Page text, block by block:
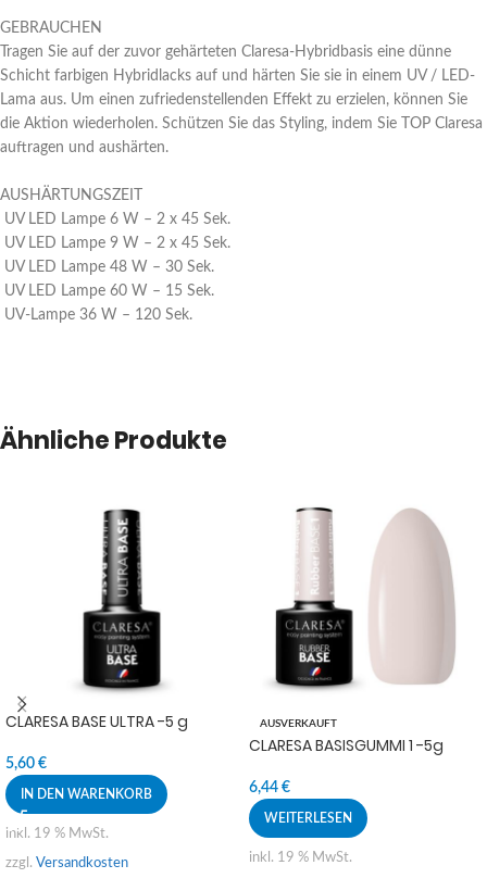
GEBRAUCHEN
Tragen Sie auf der zuvor gehärteten Claresa-Hybridbasis eine dünne
Schicht farbigen Hybridlacks auf und härten Sie sie in einem UV / LED-
Lama aus. Um einen zufriedenstellenden Effekt zu erzielen, können Sie
die Aktion wiederholen. Schützen Sie das Styling, indem Sie TOP Claresa
auftragen und aushärten.
AUSHÄRTUNGSZEIT
UV LED Lampe 6 W – 2 x 45 Sek.
UV LED Lampe 9 W – 2 x 45 Sek.
UV LED Lampe 48 W – 30 Sek.
UV LED Lampe 60 W – 15 Sek.
UV-Lampe 36 W – 120 Sek.
Ähnliche Produkte
CLARESA BASE ULTRA -5 g
5,60 €
IN DEN WARENKORB
inkl. 19 % MwSt.
zzgl. Versandkosten
AUSVERKAUFT
CLARESA BASISGUMMI 1 -5g
6,44 €
WEITERLESEN
inkl. 19 % MwSt.